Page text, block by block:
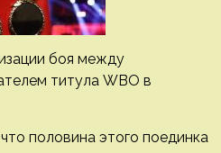
боя между
титула WBO в
половина этого поединка